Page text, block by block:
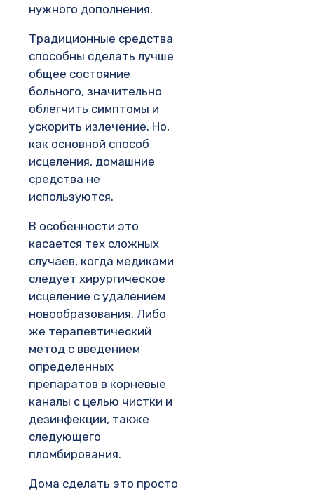
нужного дополнения.
Традиционные средства
способны сделать лучше
общее состояние
больного, значительно
облегчить симптомы и
ускорить излечение. Но,
как основной способ
исцеления, домашние
средства не
используются.
В особенности это
касается тех сложных
случаев, когда медиками
следует хирургическое
исцеление с удалением
новообразования. Либо
же терапевтический
метод с введением
определенных
препаратов в корневые
каналы с целью чистки и
дезинфекции, также
следующего
пломбирования.
Дома сделать это просто